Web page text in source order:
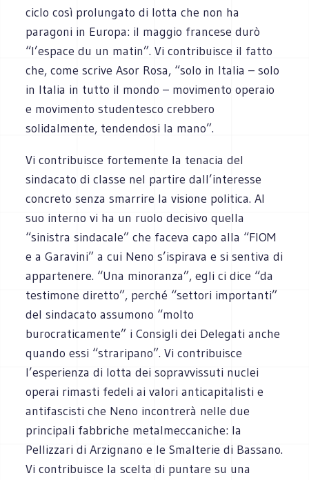
ciclo così prolungato di lotta che non ha
paragoni in Europa: il maggio francese durò
“l’espace du un matin”. Vi contribuisce il fatto
che, come scrive Asor Rosa, “solo in Italia – solo
in Italia in tutto il mondo – movimento operaio
e movimento studentesco crebbero
solidalmente, tendendosi la mano”.
Vi contribuisce fortemente la tenacia del
sindacato di classe nel partire dall’interesse
concreto senza smarrire la visione politica. Al
suo interno vi ha un ruolo decisivo quella
“sinistra sindacale” che faceva capo alla “FIOM
e a Garavini” a cui Neno s’ispirava e si sentiva di
appartenere. “Una minoranza”, egli ci dice “da
testimone diretto”, perché “settori importanti”
del sindacato assumono “molto
burocraticamente” i Consigli dei Delegati anche
quando essi “straripano”. Vi contribuisce
l’esperienza di lotta dei sopravvissuti nuclei
operai rimasti fedeli ai valori anticapitalisti e
antifascisti che Neno incontrerà nelle due
principali fabbriche metalmeccaniche: la
Pellizzari di Arzignano e le Smalterie di Bassano.
Vi contribuisce la scelta di puntare su una